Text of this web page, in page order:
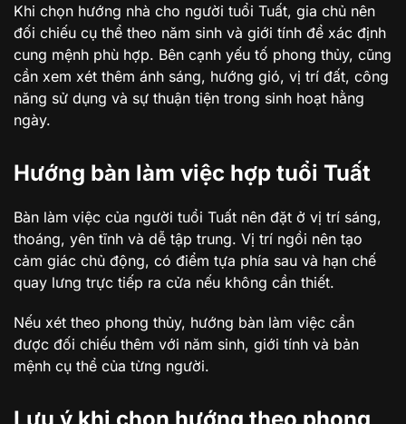
Khi chọn hướng nhà cho người tuổi Tuất, gia chủ nên
đối chiếu cụ thể theo năm sinh và giới tính để xác định
cung mệnh phù hợp. Bên cạnh yếu tố phong thủy, cũng
cần xem xét thêm ánh sáng, hướng gió, vị trí đất, công
năng sử dụng và sự thuận tiện trong sinh hoạt hằng
ngày.
Hướng bàn làm việc hợp tuổi Tuất
Bàn làm việc của người tuổi Tuất nên đặt ở vị trí sáng,
thoáng, yên tĩnh và dễ tập trung. Vị trí ngồi nên tạo
cảm giác chủ động, có điểm tựa phía sau và hạn chế
quay lưng trực tiếp ra cửa nếu không cần thiết.
Nếu xét theo phong thủy, hướng bàn làm việc cần
được đối chiếu thêm với năm sinh, giới tính và bản
mệnh cụ thể của từng người.